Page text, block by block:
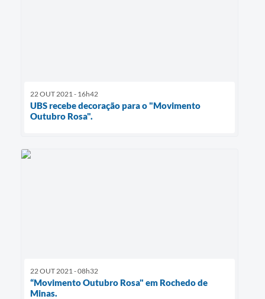
22 OUT 2021 - 16h42
UBS recebe decoração para o "Movimento
Outubro Rosa".
22 OUT 2021 - 08h32
“Movimento Outubro Rosa" em Rochedo de
Minas.